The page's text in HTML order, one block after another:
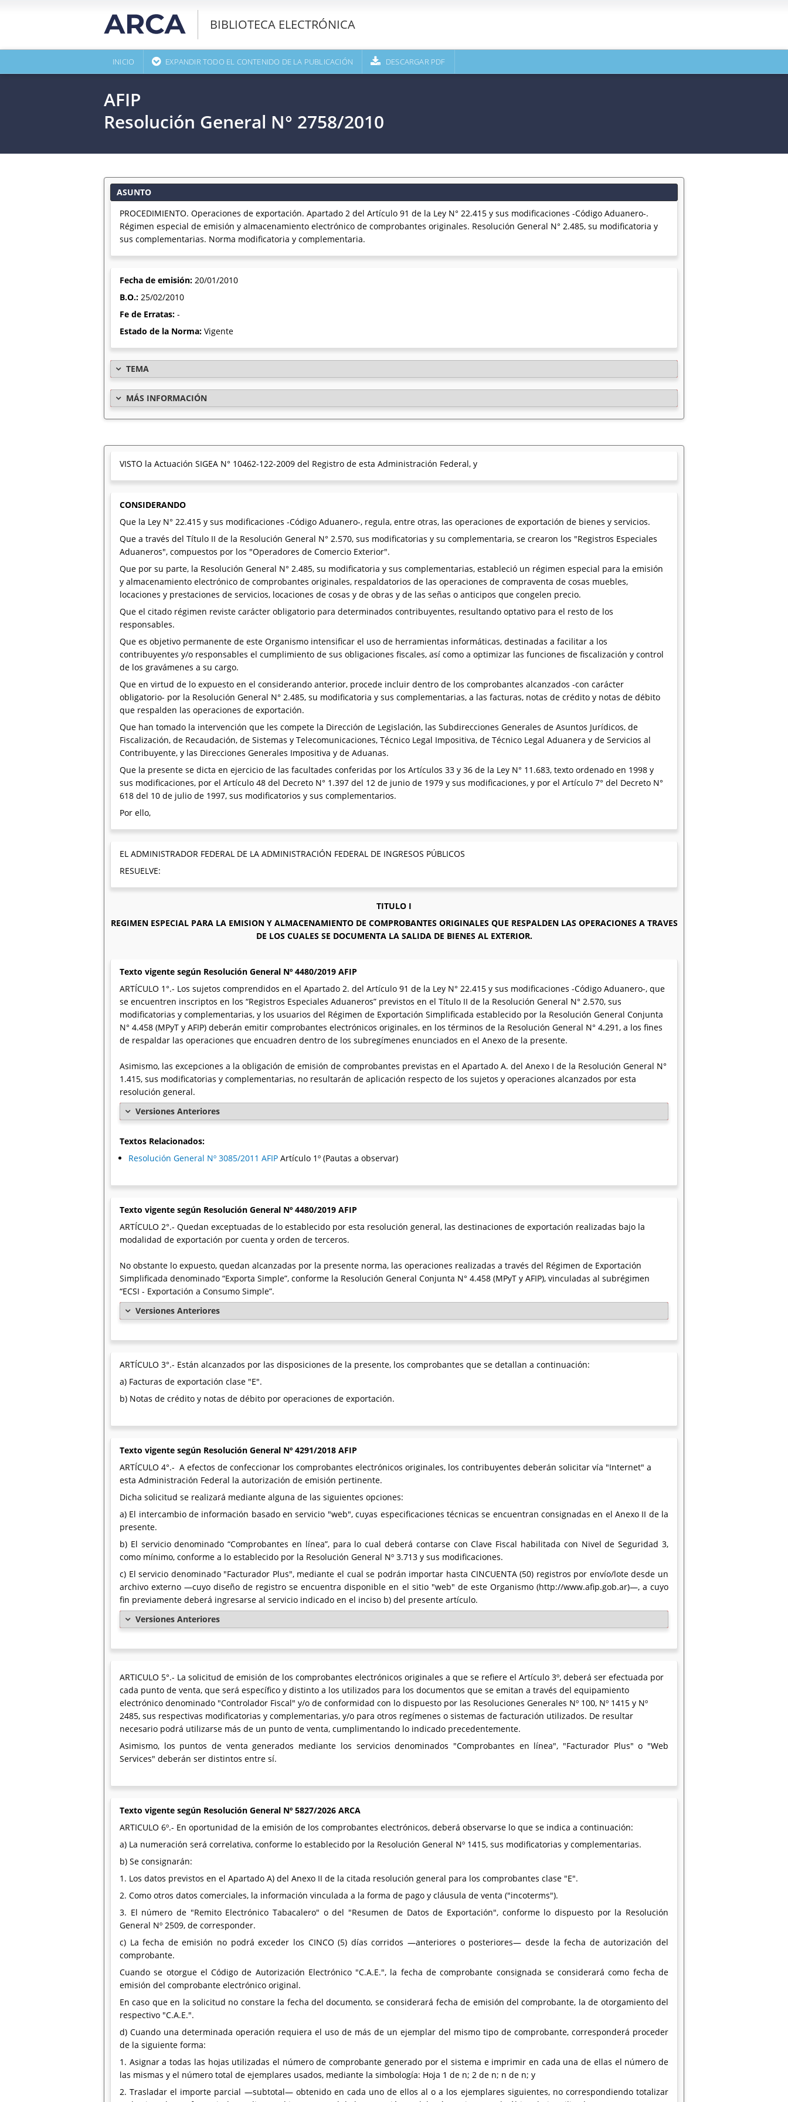
BIBLIOTECA ELECTRÓNICA
INICIO EXPANDIR TODO EL CONTENIDO DE LA PUBLICACIÓN DESCARGAR PDF
AFIP
Resolución General N° 2758/2010
ASUNTO
PROCEDIMIENTO. Operaciones de exportación. Apartado 2 del Artículo 91 de la Ley N° 22.415 y sus modificaciones -Código Aduanero-.
Régimen especial de emisión y almacenamiento electrónico de comprobantes originales. Resolución General N° 2.485, su modificatoria y
sus complementarias. Norma modificatoria y complementaria.
Fecha de emisión: 20/01/2010
B.O.: 25/02/2010
Fe de Erratas: -
Estado de la Norma: Vigente
TEMA
MÁS INFORMACIÓN
VISTO la Actuación SIGEA N° 10462-122-2009 del Registro de esta Administración Federal, y
CONSIDERANDO
Que la Ley N° 22.415 y sus modificaciones -Código Aduanero-, regula, entre otras, las operaciones de exportación de bienes y servicios.
Que a través del Título II de la Resolución General N° 2.570, sus modificatorias y su complementaria, se crearon los "Registros Especiales
Aduaneros", compuestos por los "Operadores de Comercio Exterior".
Que por su parte, la Resolución General N° 2.485, su modificatoria y sus complementarias, estableció un régimen especial para la emisión
y almacenamiento electrónico de comprobantes originales, respaldatorios de las operaciones de compraventa de cosas muebles,
locaciones y prestaciones de servicios, locaciones de cosas y de obras y de las señas o anticipos que congelen precio.
Que el citado régimen reviste carácter obligatorio para determinados contribuyentes, resultando optativo para el resto de los
responsables.
Que es objetivo permanente de este Organismo intensificar el uso de herramientas informáticas, destinadas a facilitar a los
contribuyentes y/o responsables el cumplimiento de sus obligaciones fiscales, así como a optimizar las funciones de fiscalización y control
de los gravámenes a su cargo.
Que en virtud de lo expuesto en el considerando anterior, procede incluir dentro de los comprobantes alcanzados -con carácter
obligatorio- por la Resolución General N° 2.485, su modificatoria y sus complementarias, a las facturas, notas de crédito y notas de débito
que respalden las operaciones de exportación.
Que han tomado la intervención que les compete la Dirección de Legislación, las Subdirecciones Generales de Asuntos Jurídicos, de
Fiscalización, de Recaudación, de Sistemas y Telecomunicaciones, Técnico Legal Impositiva, de Técnico Legal Aduanera y de Servicios al
Contribuyente, y las Direcciones Generales Impositiva y de Aduanas.
Que la presente se dicta en ejercicio de las facultades conferidas por los Artículos 33 y 36 de la Ley N° 11.683, texto ordenado en 1998 y
sus modificaciones, por el Artículo 48 del Decreto N° 1.397 del 12 de junio de 1979 y sus modificaciones, y por el Artículo 7° del Decreto N°
618 del 10 de julio de 1997, sus modificatorios y sus complementarios.
Por ello,
EL ADMINISTRADOR FEDERAL DE LA ADMINISTRACIÓN FEDERAL DE INGRESOS PÚBLICOS
RESUELVE:
TITULO I
REGIMEN ESPECIAL PARA LA EMISION Y ALMACENAMIENTO DE COMPROBANTES ORIGINALES QUE RESPALDEN LAS OPERACIONES A TRAVES
DE LOS CUALES SE DOCUMENTA LA SALIDA DE BIENES AL EXTERIOR.
Texto vigente según Resolución General Nº 4480/2019 AFIP
ARTÍCULO 1°.- Los sujetos comprendidos en el Apartado 2. del Artículo 91 de la Ley N° 22.415 y sus modificaciones -Código Aduanero-, que
se encuentren inscriptos en los “Registros Especiales Aduaneros” previstos en el Título II de la Resolución General N° 2.570, sus
modificatorias y complementarias, y los usuarios del Régimen de Exportación Simplificada establecido por la Resolución General Conjunta
N° 4.458 (MPyT y AFIP) deberán emitir comprobantes electrónicos originales, en los términos de la Resolución General N° 4.291, a los fines
de respaldar las operaciones que encuadren dentro de los subregímenes enunciados en el Anexo de la presente.
Asimismo, las excepciones a la obligación de emisión de comprobantes previstas en el Apartado A. del Anexo I de la Resolución General N°
1.415, sus modificatorias y complementarias, no resultarán de aplicación respecto de los sujetos y operaciones alcanzados por esta
resolución general.
Versiones Anteriores
Textos Relacionados:
Resolución General Nº 3085/2011 AFIP Artículo 1º (Pautas a observar)
Texto vigente según Resolución General Nº 4480/2019 AFIP
ARTÍCULO 2°.- Quedan exceptuadas de lo establecido por esta resolución general, las destinaciones de exportación realizadas bajo la
modalidad de exportación por cuenta y orden de terceros.
No obstante lo expuesto, quedan alcanzadas por la presente norma, las operaciones realizadas a través del Régimen de Exportación
Simplificada denominado “Exporta Simple”, conforme la Resolución General Conjunta N° 4.458 (MPyT y AFIP), vinculadas al subrégimen
“ECSI - Exportación a Consumo Simple”.
Versiones Anteriores
ARTÍCULO 3°.- Están alcanzados por las disposiciones de la presente, los comprobantes que se detallan a continuación:
a) Facturas de exportación clase "E".
b) Notas de crédito y notas de débito por operaciones de exportación.
Texto vigente según Resolución General Nº 4291/2018 AFIP
ARTÍCULO 4°.- A efectos de confeccionar los comprobantes electrónicos originales, los contribuyentes deberán solicitar vía "Internet" a
esta Administración Federal la autorización de emisión pertinente.
Dicha solicitud se realizará mediante alguna de las siguientes opciones:
a) El intercambio de información basado en servicio "web", cuyas especificaciones técnicas se encuentran consignadas en el Anexo II de la
presente.
b) El servicio denominado “Comprobantes en línea”, para lo cual deberá contarse con Clave Fiscal habilitada con Nivel de Seguridad 3,
como mínimo, conforme a lo establecido por la Resolución General Nº 3.713 y sus modificaciones.
c) El servicio denominado "Facturador Plus", mediante el cual se podrán importar hasta CINCUENTA (50) registros por envío/lote desde un
archivo externo —cuyo diseño de registro se encuentra disponible en el sitio "web" de este Organismo (http://www.afip.gob.ar)—, a cuyo
fin previamente deberá ingresarse al servicio indicado en el inciso b) del presente artículo.
Versiones Anteriores
ARTICULO 5°.- La solicitud de emisión de los comprobantes electrónicos originales a que se refiere el Artículo 3º, deberá ser efectuada por
cada punto de venta, que será específico y distinto a los utilizados para los documentos que se emitan a través del equipamiento
electrónico denominado "Controlador Fiscal" y/o de conformidad con lo dispuesto por las Resoluciones Generales Nº 100, Nº 1415 y Nº
2485, sus respectivas modificatorias y complementarias, y/o para otros regímenes o sistemas de facturación utilizados. De resultar
necesario podrá utilizarse más de un punto de venta, cumplimentando lo indicado precedentemente.
Asimismo, los puntos de venta generados mediante los servicios denominados "Comprobantes en línea", "Facturador Plus" o "Web
Services" deberán ser distintos entre sí.
Texto vigente según Resolución General Nº 5827/2026 ARCA
ARTICULO 6º.- En oportunidad de la emisión de los comprobantes electrónicos, deberá observarse lo que se indica a continuación:
a) La numeración será correlativa, conforme lo establecido por la Resolución General Nº 1415, sus modificatorias y complementarias.
b) Se consignarán:
1. Los datos previstos en el Apartado A) del Anexo II de la citada resolución general para los comprobantes clase "E".
2. Como otros datos comerciales, la información vinculada a la forma de pago y cláusula de venta ("incoterms").
3. El número de "Remito Electrónico Tabacalero" o del "Resumen de Datos de Exportación", conforme lo dispuesto por la Resolución
General Nº 2509, de corresponder.
c) La fecha de emisión no podrá exceder los CINCO (5) días corridos —anteriores o posteriores— desde la fecha de autorización del
comprobante.
Cuando se otorgue el Código de Autorización Electrónico "C.A.E.", la fecha de comprobante consignada se considerará como fecha de
emisión del comprobante electrónico original.
En caso que en la solicitud no constare la fecha del documento, se considerará fecha de emisión del comprobante, la de otorgamiento del
respectivo "C.A.E.".
d) Cuando una determinada operación requiera el uso de más de un ejemplar del mismo tipo de comprobante, corresponderá proceder
de la siguiente forma:
1. Asignar a todas las hojas utilizadas el número de comprobante generado por el sistema e imprimir en cada una de ellas el número de
las mismas y el número total de ejemplares usados, mediante la simbología: Hoja 1 de n; 2 de n; n de n; y
2. Trasladar el importe parcial —subtotal— obtenido en cada uno de ellos al o a los ejemplares siguientes, no correspondiendo totalizar